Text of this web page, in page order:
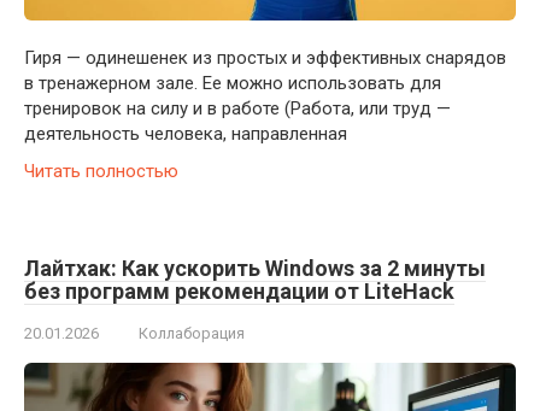
Гиря — одинешенек из простых и эффективных снарядов
в тренажерном зале. Ее можно использовать для
тренировок на силу и в работе (Работа, или труд —
деятельность человека, направленная
Читать полностью
Лайтхак: Как ускорить Windows за 2 минуты
без программ рекомендации от LiteHack
20.01.2026 Коллаборация